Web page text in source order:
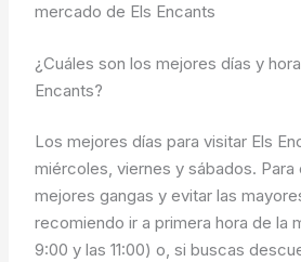
mercado de Els Encants
¿Cuáles son los mejores días y
Encants?
Los mejores días para visitar Els
miércoles, viernes y sábados. Para
mejores gangas y evitar las
recomiendo ir a primera hora de la
9:00 y las 11:00) o, si buscas